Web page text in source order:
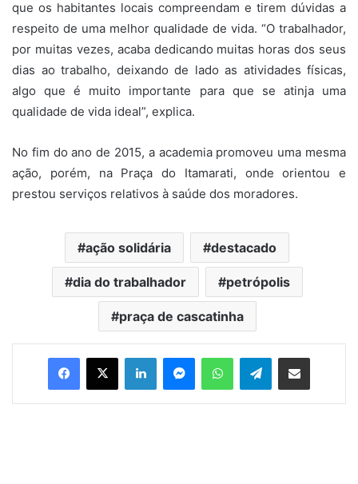
que os habitantes locais compreendam e tirem dúvidas a
respeito de uma melhor qualidade de vida. “O trabalhador,
por muitas vezes, acaba dedicando muitas horas dos seus
dias ao trabalho, deixando de lado as atividades físicas,
algo que é muito importante para que se atinja uma
qualidade de vida ideal”, explica.
No fim do ano de 2015, a academia promoveu uma mesma
ação, porém, na Praça do Itamarati, onde orientou e
prestou serviços relativos à saúde dos moradores.
ação solidária destacado
dia do trabalhador petrópolis
praça de cascatinha
Telegram